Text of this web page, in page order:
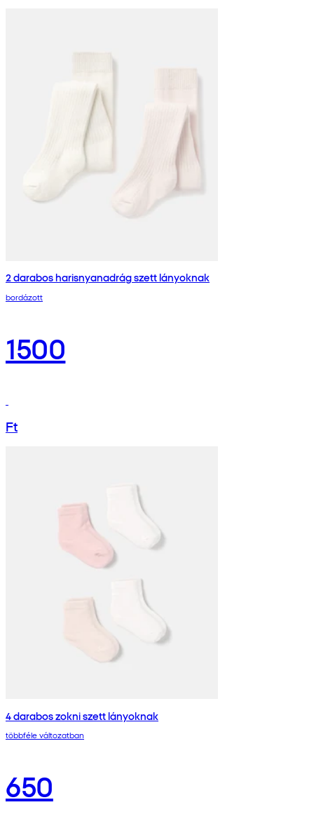
2 darabos harisnyanadrág szett lányoknak
bordázott
1500
Ft
4 darabos zokni szett lányoknak
többféle változatban
650